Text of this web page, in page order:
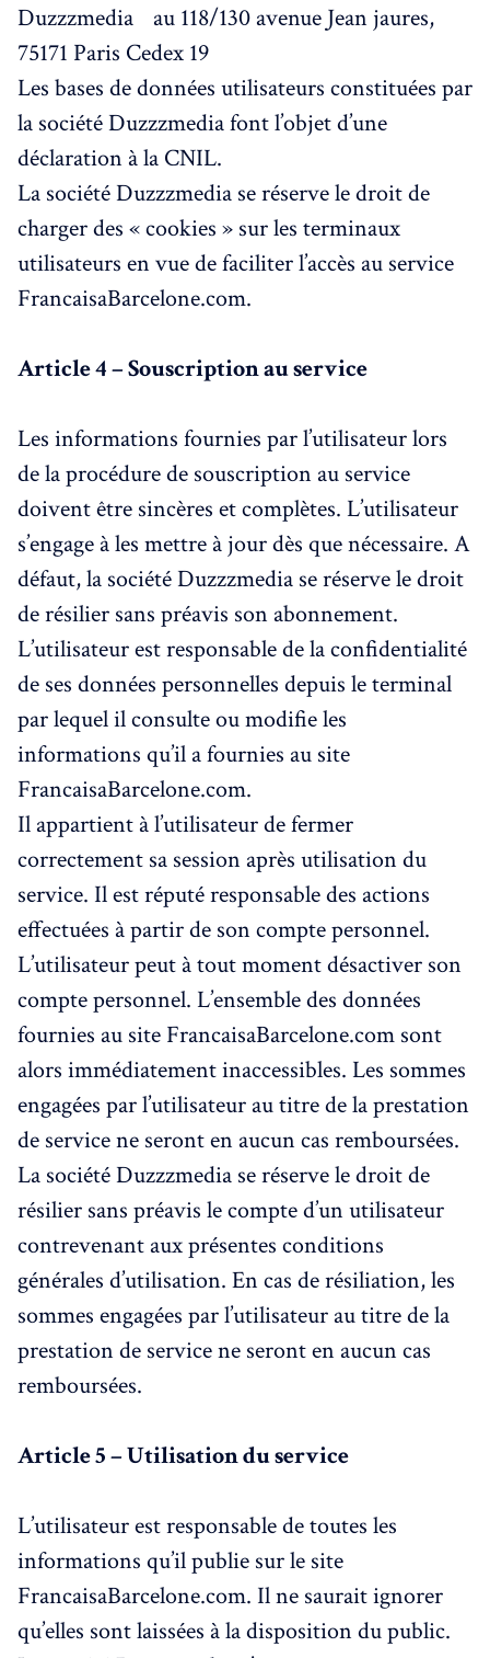
Duzzzmedia au 118/130 avenue Jean jaures,
75171 Paris Cedex 19
Les bases de données utilisateurs constituées par
la société Duzzzmedia font l’objet d’une
déclaration à la CNIL.
La société Duzzzmedia se réserve le droit de
charger des « cookies » sur les terminaux
utilisateurs en vue de faciliter l’accès au service
FrancaisaBarcelone.com.
Article 4 – Souscription au service
Les informations fournies par l’utilisateur lors
de la procédure de souscription au service
doivent être sincères et complètes. L’utilisateur
s’engage à les mettre à jour dès que nécessaire. A
défaut, la société Duzzzmedia se réserve le droit
de résilier sans préavis son abonnement.
L’utilisateur est responsable de la confidentialité
de ses données personnelles depuis le terminal
par lequel il consulte ou modifie les
informations qu’il a fournies au site
FrancaisaBarcelone.com.
Il appartient à l’utilisateur de fermer
correctement sa session après utilisation du
service. Il est réputé responsable des actions
effectuées à partir de son compte personnel.
L’utilisateur peut à tout moment désactiver son
compte personnel. L’ensemble des données
fournies au site FrancaisaBarcelone.com sont
alors immédiatement inaccessibles. Les sommes
engagées par l’utilisateur au titre de la prestation
de service ne seront en aucun cas remboursées.
La société Duzzzmedia se réserve le droit de
résilier sans préavis le compte d’un utilisateur
contrevenant aux présentes conditions
générales d’utilisation. En cas de résiliation, les
sommes engagées par l’utilisateur au titre de la
prestation de service ne seront en aucun cas
remboursées.
Article 5 – Utilisation du service
L’utilisateur est responsable de toutes les
informations qu’il publie sur le site
FrancaisaBarcelone.com. Il ne saurait ignorer
qu’elles sont laissées à la disposition du public.